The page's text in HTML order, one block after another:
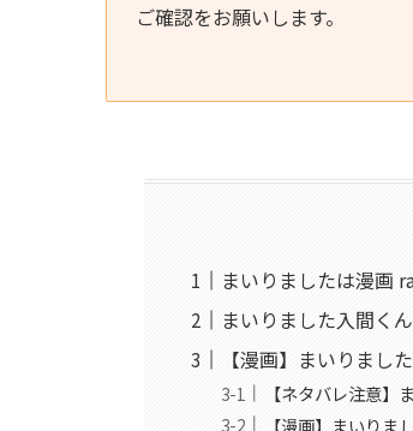
ご確認をお願いします。
まいりましたは漫画
まいりました入間く
【漫画】まいりまし
【ネタバレ注意】
【漫画】まいりま